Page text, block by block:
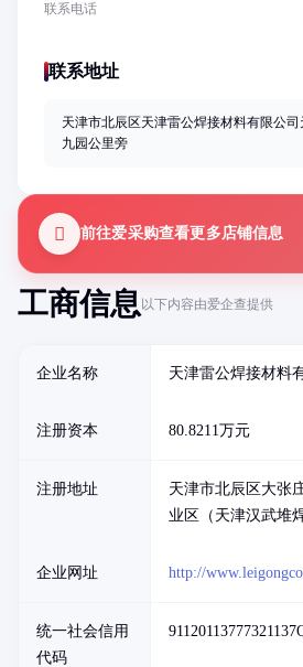
工商信息以下内容由爱企查提供
企业名称 天津雷公焊接材料
注册资本 80.8211万元
注册地址
天津市北辰区大张
业区（天津汉武堆
企业网址 http://
统一社会信用
代码
联系电话
联系地址
天津市北辰区天津雷公焊接材料有限公
九园公里旁
前往爱采购查看更多店铺信息